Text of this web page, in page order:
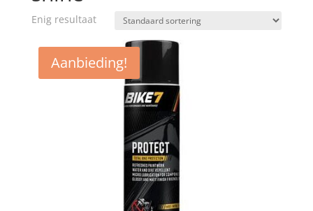
Enig resultaat
Aanbieding!